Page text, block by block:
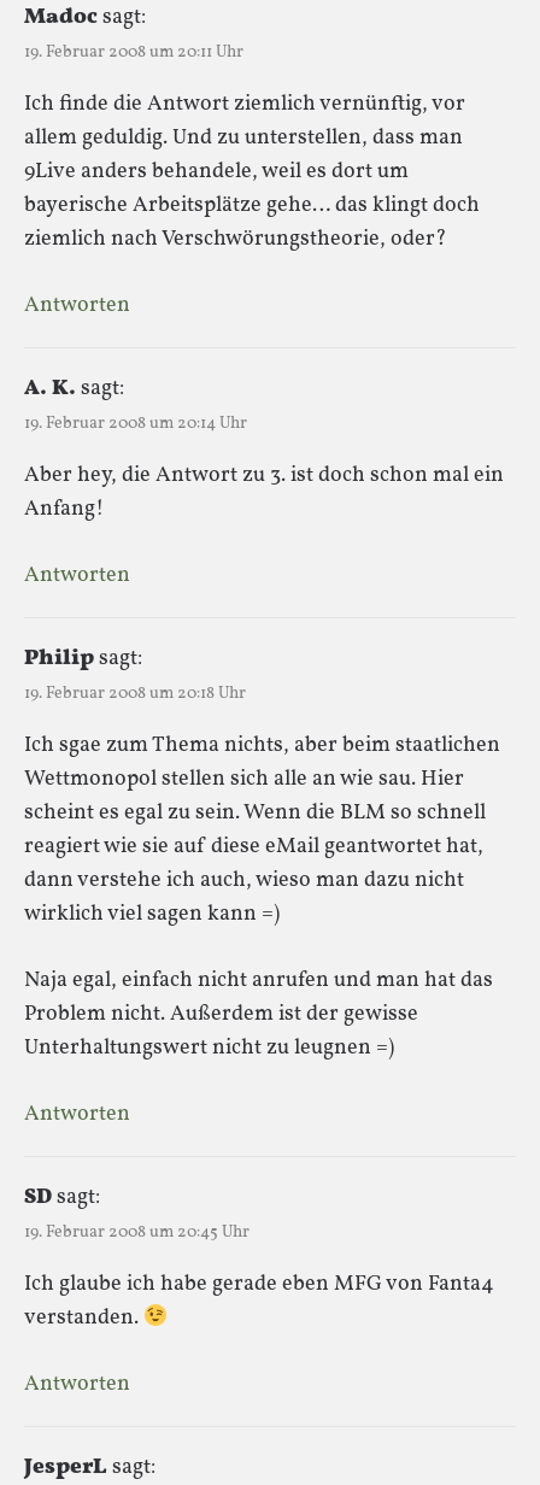
Madocsagt:
19. Februar 2008 um 20:11 Uhr
Ich finde die Antwort ziemlich vernünftig, vor
allem geduldig. Und zu unterstellen, dass man
9Live anders behandele, weil es dort um
bayerische Arbeitsplätze gehe… das klingt doch
ziemlich nach Verschwörungstheorie, oder?
Antworten
A. K. sagt:
19. Februar 2008 um 20:14 Uhr
Aber hey, die Antwort zu 3. ist doch schon mal ein
Anfang!
Antworten
Philipsagt:
19. Februar 2008 um 20:18 Uhr
Ich sgae zum Thema nichts, aber beim staatlichen
Wettmonopol stellen sich alle an wie sau. Hier
scheint es egal zu sein. Wenn die BLM so schnell
reagiert wie sie auf diese eMail geantwortet hat,
dann verstehe ich auch, wieso man dazu nicht
wirklich viel sagen kann =)
Naja egal, einfach nicht anrufen und man hat das
Problem nicht. Außerdem ist der gewisse
Unterhaltungswert nicht zu leugnen =)
Antworten
SDsagt:
19. Februar 2008 um 20:45 Uhr
Ich glaube ich habe gerade eben MFG von Fanta4
verstanden.
Antworten
JesperLsagt: